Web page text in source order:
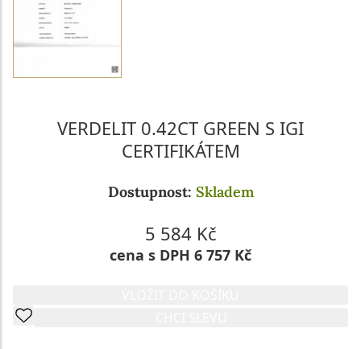
VERDELIT 0.42CT GREEN S IGI
CERTIFIKÁTEM
Dostupnost: Skladem
5 584 Kč
cena s DPH 6 757 Kč